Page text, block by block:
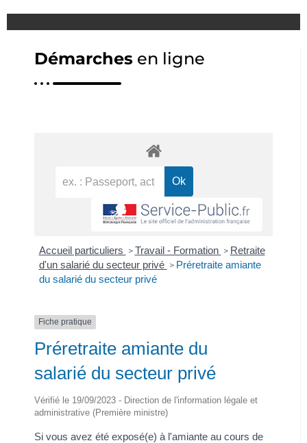
Démarches en ligne
Accueil particuliers > Travail - Formation > Retraite
d'un salarié du secteur privé > Préretraite amiante
du salarié du secteur privé
Fiche pratique
Préretraite amiante du
salarié du secteur privé
Vérifié le 19/09/2023 - Direction de l'information légale et
administrative (Première ministre)
Si vous avez été exposé(e) à l'amiante au cours de